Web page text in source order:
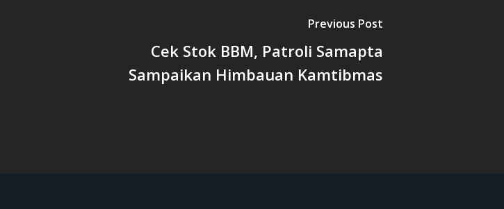
Previous Post
Cek Stok BBM, Patroli Samapta
Sampaikan Himbauan Kamtibmas